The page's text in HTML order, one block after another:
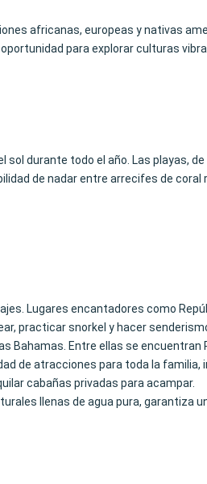
africanas, europeas y nativas
para explorar culturas
durante todo el año. Las playas,
de nadar entre arrecifes de
Lugares encantadores como
practicar snorkel y hacer
Entre ellas se encuentran
de atracciones para toda la
cabañas privadas para acampar.
llenas de agua pura, garantiza